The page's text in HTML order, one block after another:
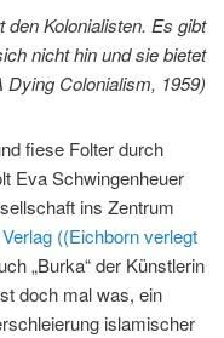
den Kolonialisten. Es gibt
nicht hin und sie bietet
Dying Colonialism, 1959)
fiese Folter durch
Eva Schwingenheuer
ins Zentrum
((Eichborn verlegt
„Burka“ der Künstlerin
doch mal was, ein
islamischer